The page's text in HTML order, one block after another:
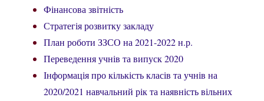
Фінансова звітність
Стратегія розвитку закладу
План роботи ЗЗСО на 2021-2022 н.р.
Переведення учнів та випуск 2020
Інформація про кількість класів та учнів на
2020/2021 навчальний рік та наявність вільних